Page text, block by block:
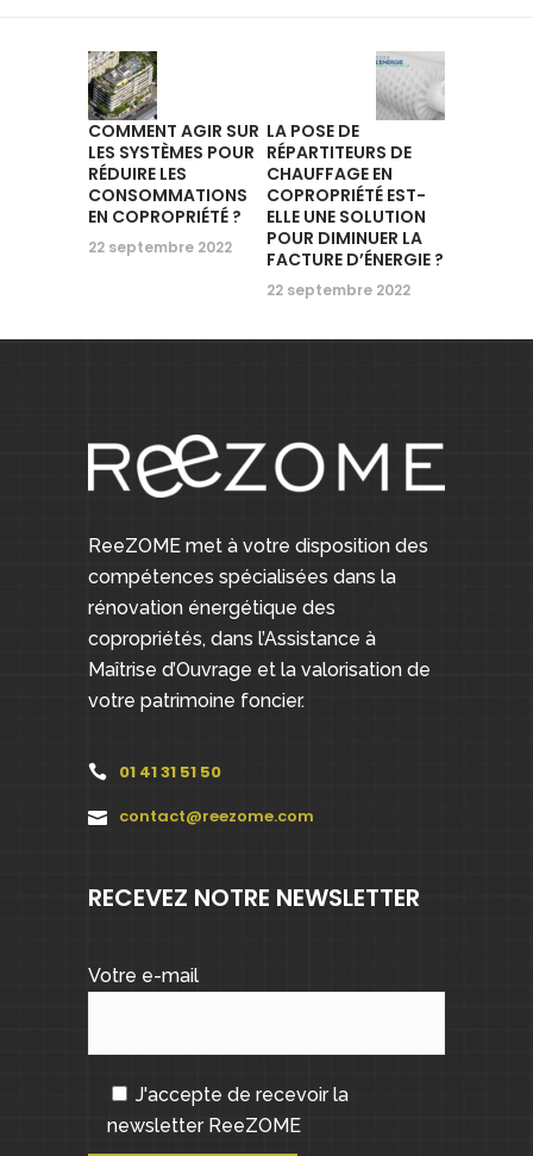
COMMENT AGIR SUR
LES SYSTÈMES POUR
RÉDUIRE LES
CONSOMMATIONS
EN COPROPRIÉTÉ ?
22 septembre 2022
LA POSE DE
RÉPARTITEURS DE
CHAUFFAGE EN
COPROPRIÉTÉ EST-
ELLE UNE SOLUTION
POUR DIMINUER LA
FACTURE D’ÉNERGIE ?
22 septembre 2022
ReeZOME met à votre disposition des
compétences spécialisées dans la
rénovation énergétique des
copropriétés, dans l’Assistance à
Maîtrise d’Ouvrage et la valorisation de
votre patrimoine foncier.
01 41 31 51 50
contact@reezome.com
RECEVEZ NOTRE NEWSLETTER
Votre e-mail
J'accepte de recevoir la
newsletter ReeZOME